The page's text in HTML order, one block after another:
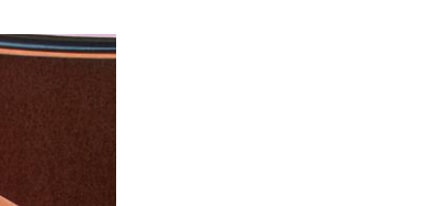
und
von der
bei der